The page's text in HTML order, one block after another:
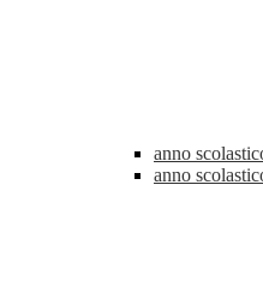
anno
anno